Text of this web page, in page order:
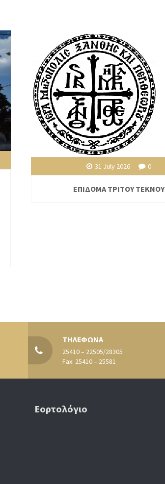
31 July 2026 0
ΕΠΙΔΟΜΑ ΤΡΙΤΟΥ ΤΕΚΝΟΥ
ΤΗΛΕΦΩΝΑ
25410 – 22505/28305
Fax: 25410 – 25581
Εορτολόγιο